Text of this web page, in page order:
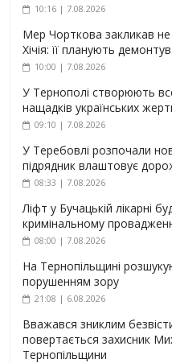
10:16 | 7.08.2026
Мер Чорткова закликав не
Хічія: її планують
10:00 | 7.08.2026
У Тернополі створюють
нащадків українських
09:10 | 7.08.2026
У Теребовлі розпочали
підрядник влаштовує
08:33 | 7.08.2026
Ліфт у Бучацькій лікарні
кримінальному
08:00 | 7.08.2026
На Тернопільщині
порушенням зору
21:08 | 6.08.2026
Вважався зниклим
повертається захисник
Тернопільщини